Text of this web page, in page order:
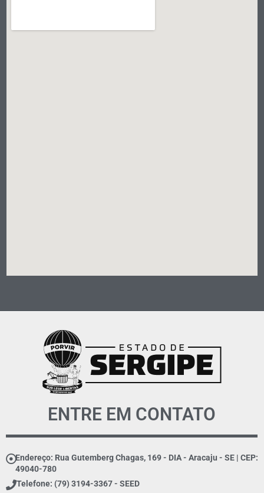
ENTRE EM CONTATO
Endereço: Rua Gutemberg Chagas, 169 - DIA - Aracaju - SE | CEP:
49040-780
Telefone: (79) 3194-3367 - SEED